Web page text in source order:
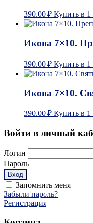
390.00 ₽ Купить в 1
Икона 7×10.
390.00 ₽ Купить в 1
Икона 7×10.
390.00 ₽ Купить в 1
Войти в личный
Логин
Пароль
Запомнить меня
Забыли пароль?
Регистрация